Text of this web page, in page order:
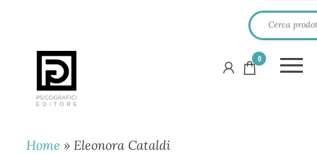
PSICOGRAFICI
EDITORE
0
Home »Eleonora Cataldi